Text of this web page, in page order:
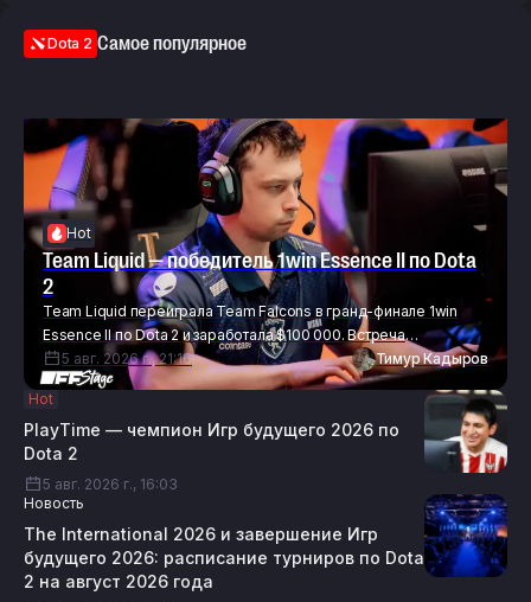
Dota 2 Самое популярное
Hot
Team Liquid — победитель 1win Essence II по Dota
2
Team Liquid переиграла Team Falcons в гранд-финале 1win
Essence II по Dota 2 и заработала $100 000. Встреча
завершилась со счётом 3:0. Коллектив Майкла «m1CKe» Ву
обыграл Team Falcons на трёх картах: первая завершилась за
67 минут, вторая — за 26, а третья — за 63. Состав Team Liquid
Распределение призового фонда 1win Essence II […]
5 авг. 2026 г., 21:16 Тимур Кадыров
Hot
PlayTime — чемпион Игр будущего 2026 по
Dota 2
5 авг. 2026 г., 16:03
Новость
The International 2026 и завершение Игр
будущего 2026: расписание турниров по Dota
2 на август 2026 года